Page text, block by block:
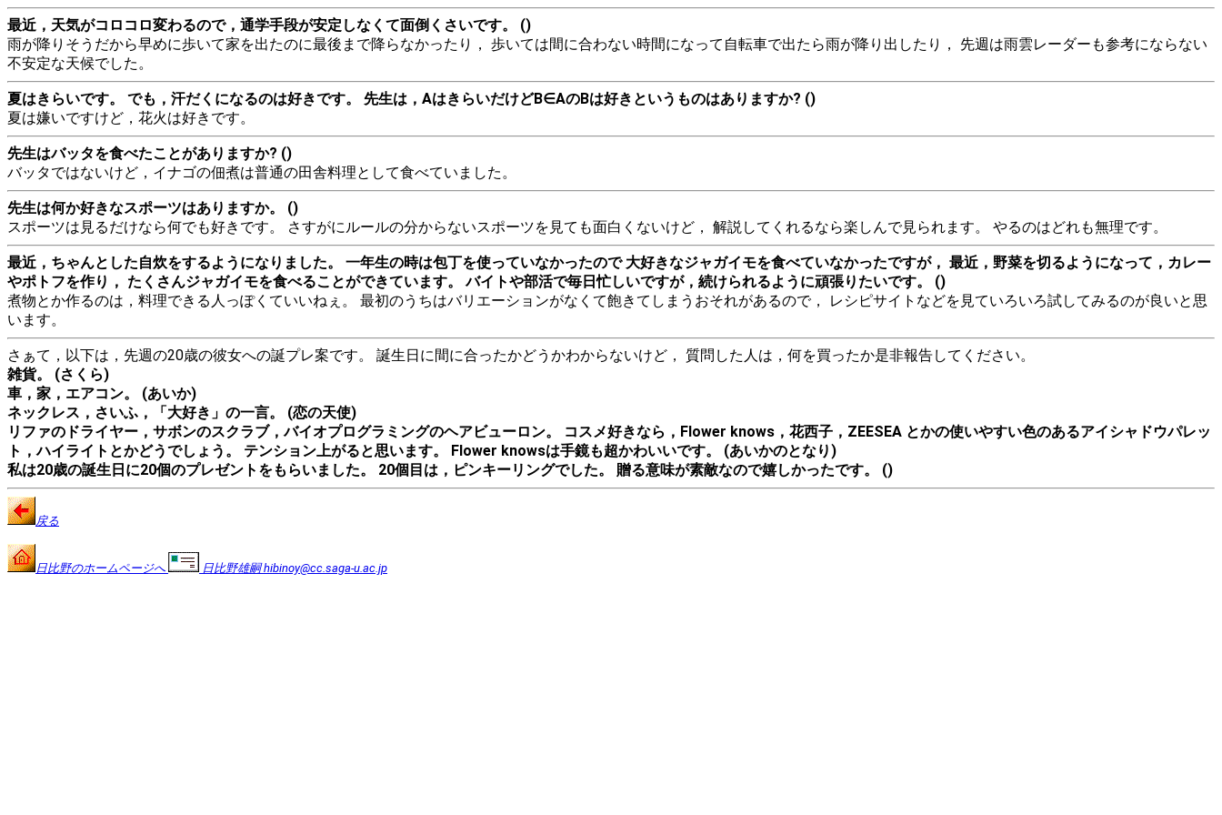
最近，天気がコロコロ変わるので，通学手段が安定しなくて面倒くさいです。 ()
雨が降りそうだから早めに歩いて家を出たのに最後まで降らなかったり， 歩いては間に合わない時間になって自転車で出たら雨が降り出したり， 先週は雨雲レーダーも参考にならない
不安定な天候でした。
夏はきらいです。 でも，汗だくになるのは好きです。 先生は，AはきらいだけどB∈AのBは好きというものはありますか? ()
夏は嫌いですけど，花火は好きです。
先生はバッタを食べたことがありますか? ()
バッタではないけど，イナゴの佃煮は普通の田舎料理として食べていました。
先生は何か好きなスポーツはありますか。 ()
スポーツは見るだけなら何でも好きです。 さすがにルールの分からないスポーツを見ても面白くないけど， 解説してくれるなら楽しんで見られます。 やるのはどれも無理です。
最近，ちゃんとした自炊をするようになりました。 一年生の時は包丁を使っていなかったので 大好きなジャガイモを食べていなかったですが， 最近，野菜を切るようになって，カレー
やポトフを作り， たくさんジャガイモを食べることができています。 バイトや部活で毎日忙しいですが，続けられるように頑張りたいです。 ()
煮物とか作るのは，料理できる人っぽくていいねぇ。 最初のうちはバリエーションがなくて飽きてしまうおそれがあるので， レシピサイトなどを見ていろいろ試してみるのが良いと思
います。
さぁて，以下は，先週の20歳の彼女への誕プレ案です。 誕生日に間に合ったかどうかわからないけど， 質問した人は，何を買ったか是非報告してください。
雑貨。 (さくら)
車，家，エアコン。 (あいか)
ネックレス，さいふ，「大好き」の一言。 (恋の天使)
リファのドライヤー，サボンのスクラブ，バイオプログラミングのヘアビューロン。 コスメ好きなら，Flower knows，花西子，ZEESEA とかの使いやすい色のあるアイシャドウパレッ
ト，ハイライトとかどうでしょう。 テンション上がると思います。 Flower knowsは手鏡も超かわいいです。 (あいかのとなり)
私は20歳の誕生日に20個のプレゼントをもらいました。 20個目は，ピンキーリングでした。 贈る意味が素敵なので嬉しかったです。 ()
戻る
日比野のホームページへ 日比野雄嗣 hibinoy@cc.saga-u.ac.jp